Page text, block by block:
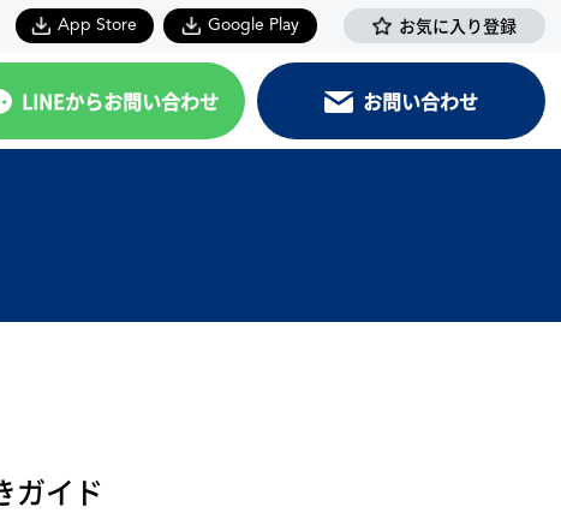
App Store Google Play お気に入り登録
LINEからお問い合わせ お問い合わせ
ガイド